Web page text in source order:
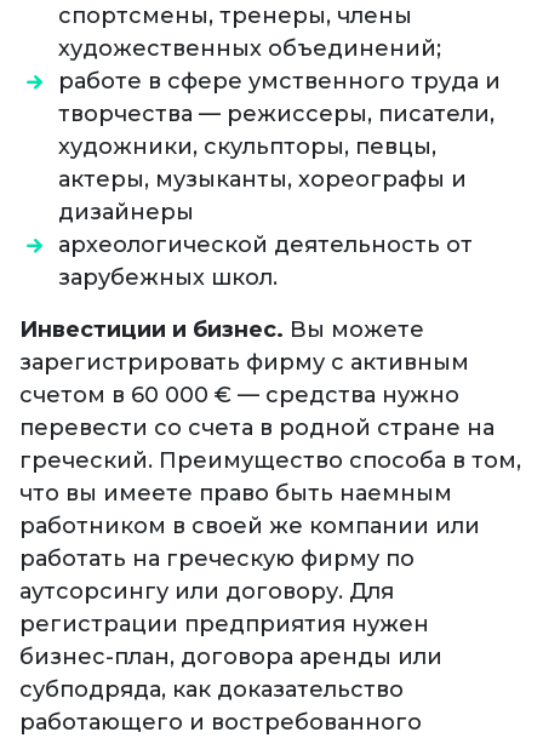
спортсмены, тренеры, члены
художественных объединений;
работе в сфере умственного труда и
творчества — режиссеры, писатели,
художники, скульпторы, певцы,
актеры, музыканты, хореографы и
дизайнеры
археологической деятельность от
зарубежных школ.
Инвестиции и бизнес. Вы можете
зарегистрировать фирму с активным
счетом в 60 000 € — средства нужно
перевести со счета в родной стране на
греческий. Преимущество способа в том,
что вы имеете право быть наемным
работником в своей же компании или
работать на греческую фирму по
аутсорсингу или договору. Для
регистрации предприятия нужен
бизнес-план, договора аренды или
субподряда, как доказательство
работающего и востребованного